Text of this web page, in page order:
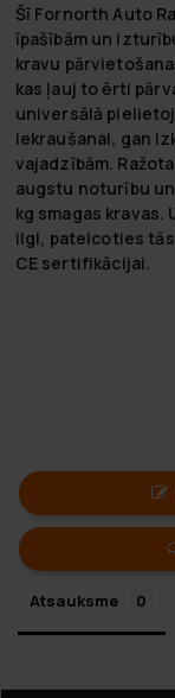
Šī Fornorth Auto
īpašībām un
kravu
kas ļauj to ērti
universālā
iekraušanai, gan
vajadzībām.
augstu noturību
kg smagas
ilgi, pateicoties
CE sertifikācijai.
Atsauksme